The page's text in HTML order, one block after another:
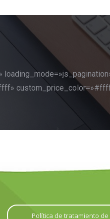
Política de tratamiento